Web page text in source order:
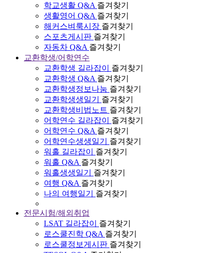
학교생활 Q&A 즐겨찾기
생활영어 Q&A 즐겨찾기
해커스벼룩시장 즐겨찾기
스포츠게시판 즐겨찾기
자동차 Q&A 즐겨찾기
교환학생/어학연수
교환학생 길라잡이
즐겨찾기
교환학생 Q&A 즐겨찾기
교환학생정보나눔 즐겨찾기
교환학생생일기
즐겨찾기
교환학생비법노트 즐겨찾기
어학연수 길라잡이
즐겨찾기
어학연수 Q&A 즐겨찾기
어학연수생생일기
즐겨찾기
워홀 길라잡이
즐겨찾기
워홀 Q&A 즐겨찾기
워홀생생일기
즐겨찾기
여행 Q&A 즐겨찾기
나의 여행일기
즐겨찾기
전문시험/해외취업
LSAT 길라잡이
즐겨찾기
로스쿨진학 Q&A 즐겨찾기
로스쿨정보게시판 즐겨찾기